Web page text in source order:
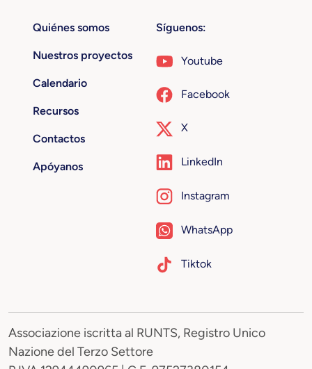
Quiénes somos
Nuestros proyectos
Calendario
Recursos
Contactos
Apóyanos
Síguenos:
Youtube
Facebook
X
LinkedIn
Instagram
WhatsApp
Tiktok
Associazione iscritta al RUNTS, Registro Unico
Nazione del Terzo Settore